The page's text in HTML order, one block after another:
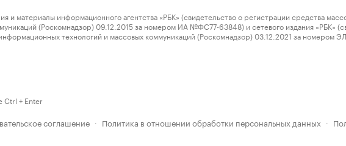
информационного агентства «РБК» (свидетельство о регистрации средства
(Роскомнадзор) 09.12.2015 за номером ИА №ФС77-63848) и сетевого издания «РБК»
технологий и массовых коммуникаций (Роскомнадзор) 03.12.2021 за
Ctrl + Enter
соглашение · Политика в отношении обработки персональных данных ·